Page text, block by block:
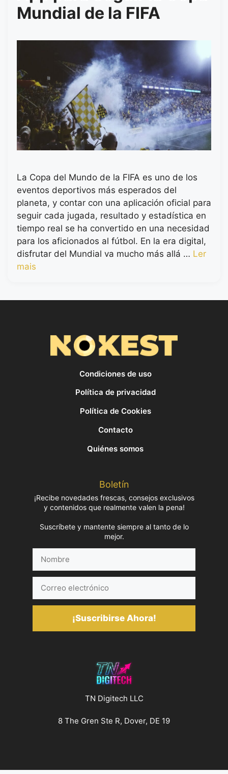
Mundial de la FIFA
La Copa del Mundo de la FIFA es uno de los
eventos deportivos más esperados del
planeta, y contar con una aplicación oficial para
seguir cada jugada, resultado y estadística en
tiempo real se ha convertido en una necesidad
para los aficionados al fútbol. En la era digital,
disfrutar del Mundial va mucho más allá … Ler
mais
Condiciones de uso
Política de privacidad
Política de Cookies
Contacto
Quiénes somos
Boletín
¡Recibe novedades frescas, consejos exclusivos
y contenidos que realmente valen la pena!
Suscríbete y mantente siempre al tanto de lo
mejor.
electrónico
¡Suscribirse Ahora!
TN Digitech LLC
8 The Gren Ste R, Dover, DE 19